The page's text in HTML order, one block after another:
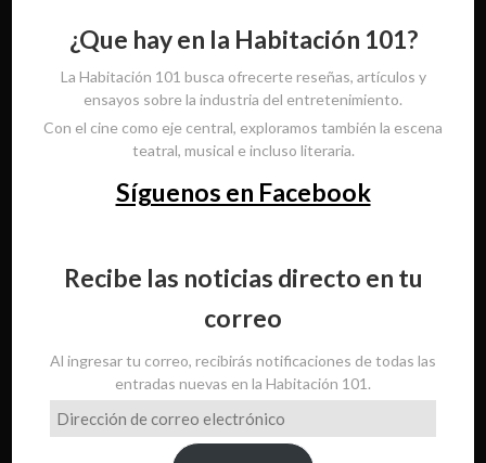
¿Que hay en la Habitación 101?
La Habitación 101 busca ofrecerte reseñas, artículos y
ensayos sobre la industria del entretenimiento.
Con el cine como eje central, exploramos también la escena
teatral, musical e incluso literaria.
Síguenos en Facebook
Recibe las noticias directo en tu
correo
Al ingresar tu correo, recibirás notificaciones de todas las
entradas nuevas en la Habitación 101.
Dirección
de